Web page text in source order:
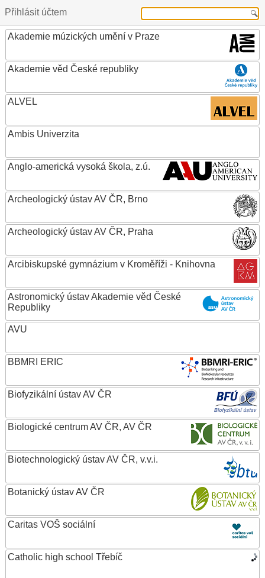
Přihlásit účtem
Akademie múzických umění v Praze
Akademie věd České republiky
ALVEL
Ambis Univerzita
Anglo-americká vysoká škola, z.ú.
Archeologický ústav AV ČR, Brno
Archeologický ústav AV ČR, Praha
Arcibiskupské gymnázium v Kroměříži - Knihovna
Astronomický ústav Akademie věd České
Republiky
AVU
BBMRI ERIC
Biofyzikální ústav AV ČR
Biologické centrum AV ČR, AV ČR
Biotechnologický ústav AV ČR, v.v.i.
Botanický ústav AV ČR
Caritas VOŠ sociální
Catholic high school Třebíč